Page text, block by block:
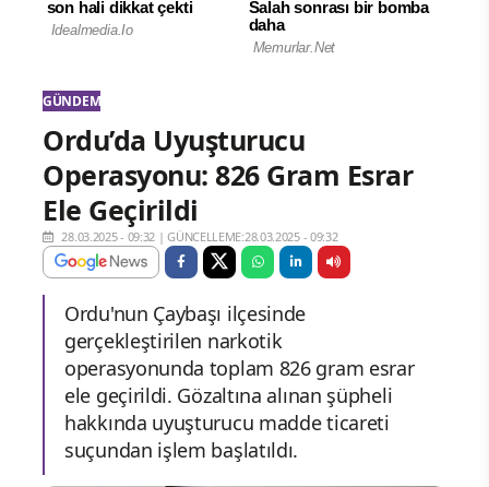
GÜNDEM
Ordu’da Uyuşturucu
Operasyonu: 826 Gram Esrar
Ele Geçirildi
28.03.2025 - 09:32 |GÜNCELLEME:28.03.2025 - 09:32
Ordu'nun Çaybaşı ilçesinde
gerçekleştirilen narkotik
operasyonunda toplam 826 gram esrar
ele geçirildi. Gözaltına alınan şüpheli
hakkında uyuşturucu madde ticareti
suçundan işlem başlatıldı.